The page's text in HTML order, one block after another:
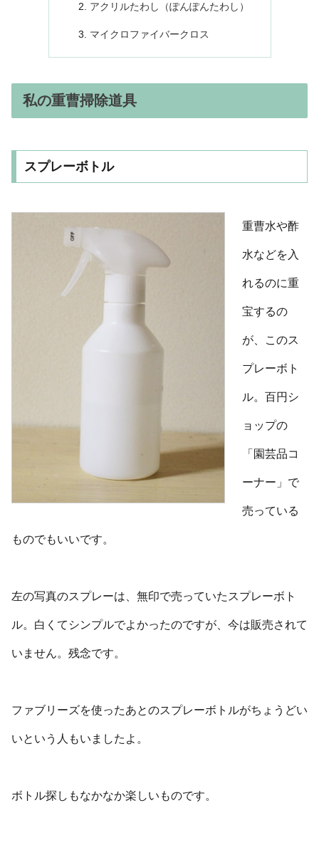
アクリルたわし（ぽんぽんたわし）
マイクロファイバークロス
私の重曹掃除道具
スプレーボトル
重曹水や酢
水などを入
れるのに重
宝するの
が、このス
プレーボト
ル。百円シ
ョップの
「園芸品コ
ーナー」で
売っている
ものでもいいです。
左の写真のスプレーは、無印で売っていたスプレーボト
ル。白くてシンプルでよかったのですが、今は販売されて
いません。残念です。
ファブリーズを使ったあとのスプレーボトルがちょうどい
いという人もいましたよ。
ボトル探しもなかなか楽しいものです。